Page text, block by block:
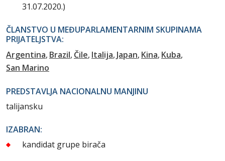
31.07.2020.)
ČLANSTVO U MEĐUPARLAMENTARNIM SKUPINAMA
PRIJATELJSTVA:
Argentina Brazil Čile Italija Japan Kina Kuba
San Marino
PREDSTAVLJA NACIONALNU MANJINU
talijansku
IZABRAN:
kandidat grupe birača